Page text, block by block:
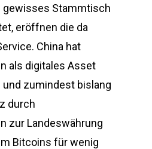
gewisses Stammtisch
eröffnen die da
China hat
als digitales Asset
zumindest bislang
durch
zur Landeswährung
Bitcoins für wenig